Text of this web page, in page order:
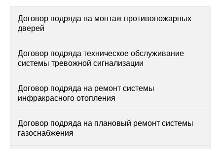
Договор подряда на монтаж противопожарных
дверей
Договор подряда техническое обслуживание
системы тревожной сигнализации
Договор подряда на ремонт системы
инфракрасного отопления
Договор подряда на плановый ремонт системы
газоснабжения